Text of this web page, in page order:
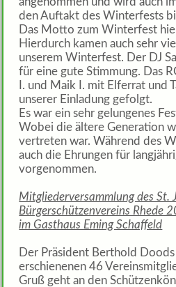
den Auftakt des Winterfests
Das Motto zum Winterfest
Hierdurch kamen auch sehr
unserem Winterfest. Der DJ
für eine gute Stimmung. Das
I. und Maik I. mit Elferrat und
unserer Einladung gefolgt.
Es war ein sehr gelungenes
Wobei die ältere Generation
vertreten war. Während des
auch die Ehrungen für
vorgenommen.
Mitgliederversammlung des St.
Bürgerschützenvereins Rhede
im Gasthaus Eming Schaffeld
Der Präsident Berthold
erschienenen 46
Gruß geht an den